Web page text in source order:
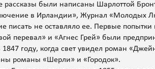
рассказы были написаны Шарлоттой
в Ирландии», Журнал «Молодых
писать не оставляло ее. Первые
перевал» и «Агнес Грей» были
году, когда свет увидел роман
романы «Шерли» и «Городок».